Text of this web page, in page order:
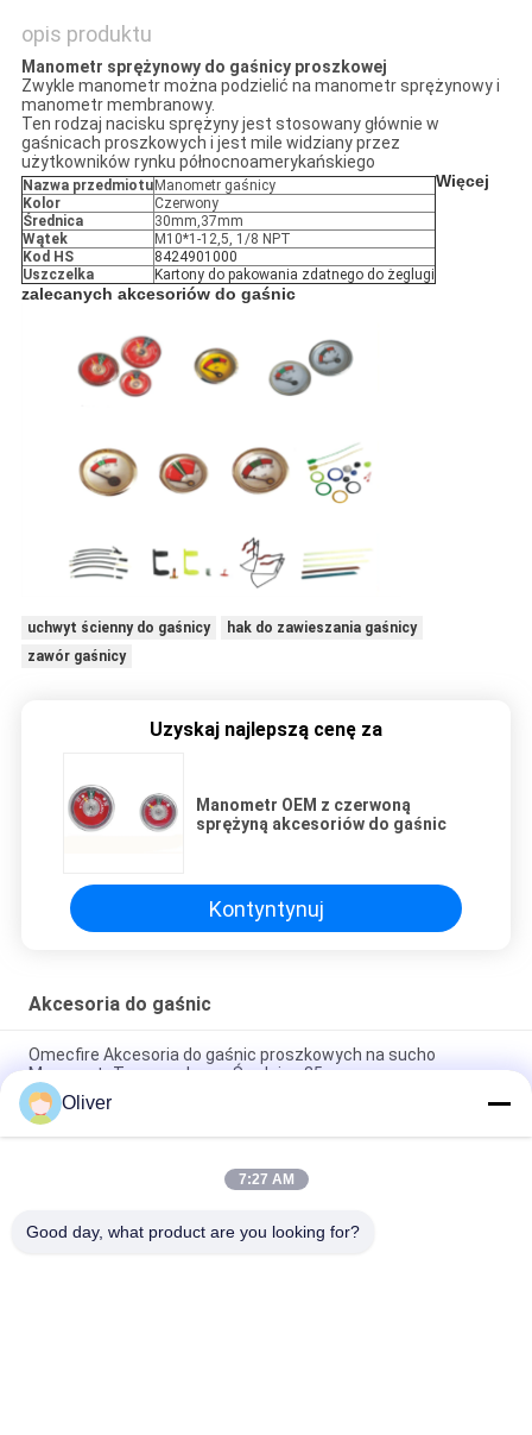
POLITYKA
PRYWATNOŚCI
opis produktu
Manometr sprężynowy do gaśnicy proszkowej
Zwykle manometr można podzielić na manometr sprężynowy i
manometr membranowy.
Ten rodzaj nacisku sprężyny jest stosowany głównie w
gaśnicach proszkowych i jest mile widziany przez
użytkowników rynku północnoamerykańskiego
Nazwa przedmiotu Manometr gaśnicy
Kolor
Czerwony
Średnica
30mm,37mm
Wątek
M10*1-12,5, 1/8 NPT
Kod HS
8424901000
Uszczelka
Kartony do pakowania zdatnego do żeglugi
Więcej
zalecanych akcesoriów do gaśnic
uchwyt ścienny do gaśnicy
hak do zawieszania gaśnicy
zawór gaśnicy
Uzyskaj najlepszą cenę za
Manometr OEM z czerwoną
sprężyną akcesoriów do gaśnic
Kontyntynuj
Akcesoria do gaśnic
Omecfire Akcesoria do gaśnic proszkowych na sucho
Manometr Typ membrany Średnica 35 mm
EPDM PVC Suchy proszek gaśniczy Co2 Róg i wąż czarny
żółty
Pianka DCP i woda Zawór gaśniczy CO2 Stal nierdzewna
Oliver
7:27 AM
Good day, what product are you looking for?